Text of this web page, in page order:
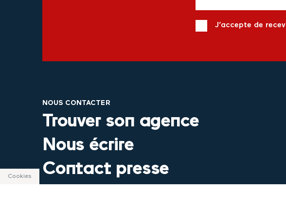
J’accepte de
NOUS CONTACTER
Trouver son agence
Nous écrire
Contact presse
Cookies